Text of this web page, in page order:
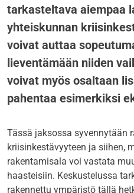
tarkasteltava aiempaa
yhteiskunnan
voivat auttaa
lieventämään niiden
voivat myös osaltaan
pahentaa esimerkiksi
Tässä jaksossa syvennytään
kriisinkestävyyteen ja siihen,
rakentamisala voi vastata
haasteisiin. Keskustelussa
rakennettu ympäristö tällä